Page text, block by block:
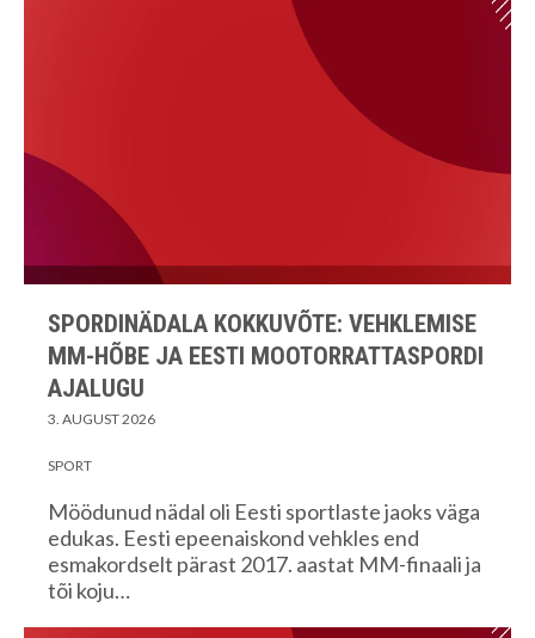
SPORDINÄDALA KOKKUVÕTE: VEHKLEMISE
MM-HÕBE JA EESTI MOOTORRATTASPORDI
AJALUGU
3. AUGUST 2026
SPORT
Möödunud nädal oli Eesti sportlaste jaoks väga
edukas. Eesti epeenaiskond vehkles end
esmakordselt pärast 2017. aastat MM-finaali ja
tõi koju…